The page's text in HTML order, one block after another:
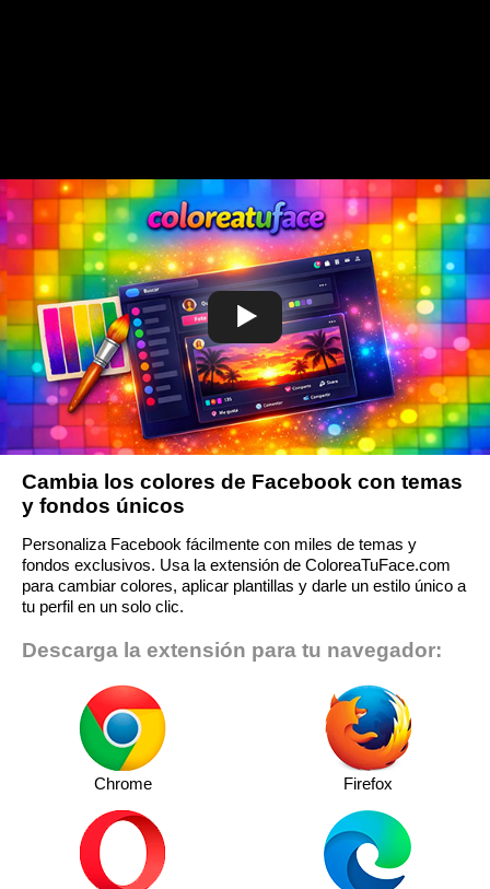
Cambia los colores de Facebook con temas
y fondos únicos
Personaliza Facebook fácilmente con miles de temas y
fondos exclusivos. Usa la extensión de ColoreaTuFace.com
para cambiar colores, aplicar plantillas y darle un estilo único a
tu perfil en un solo clic.
Descarga la extensión para tu navegador:
Chrome Firefox